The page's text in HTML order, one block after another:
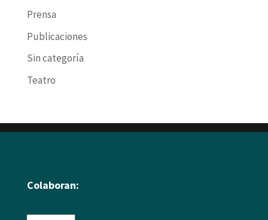
Prensa
Publicaciones
Sin categoría
Teatro
Colaboran: